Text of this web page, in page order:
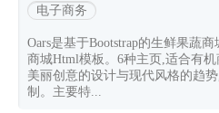
电子商务
Oars是基于Bootstrap的生鲜果蔬
商城Html模板。6种主页,适合有
美丽创意的设计与现代风格的趋
制。主要特...